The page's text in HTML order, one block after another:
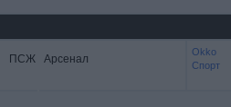
ПСЖ Арсенал
Okko
Спорт